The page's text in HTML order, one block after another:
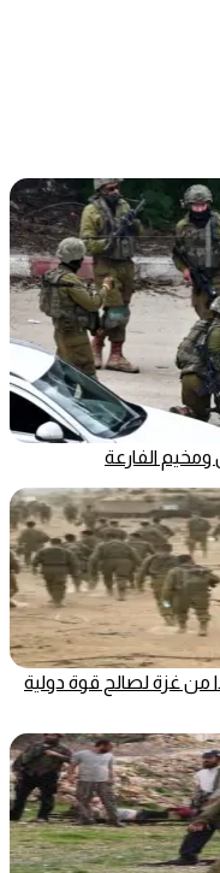
الفارعة
من غزة لصالح قوة دولية